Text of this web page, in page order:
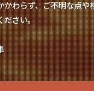
かわらず、ご不明な点や
ださい。